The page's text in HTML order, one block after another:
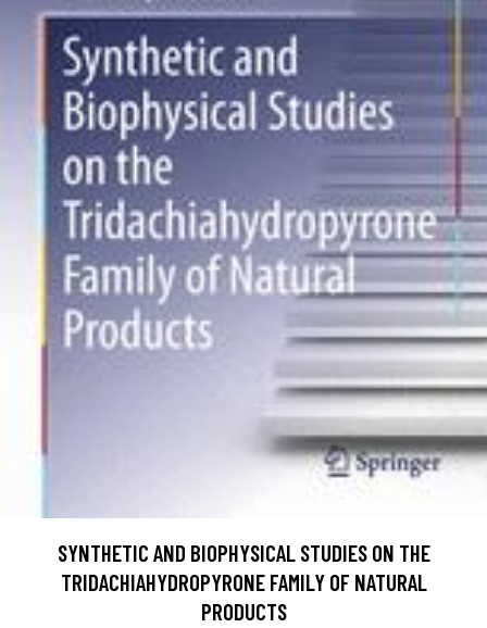
SYNTHETIC AND BIOPHYSICAL STUDIES ON THE
TRIDACHIAHYDROPYRONE FAMILY OF NATURAL
PRODUCTS